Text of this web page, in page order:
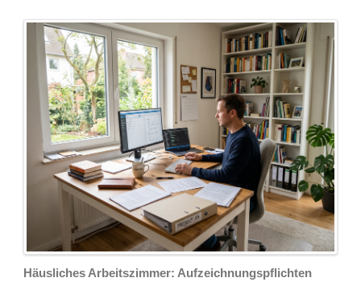
Häusliches Arbeitszimmer: Aufzeichnungspflichten